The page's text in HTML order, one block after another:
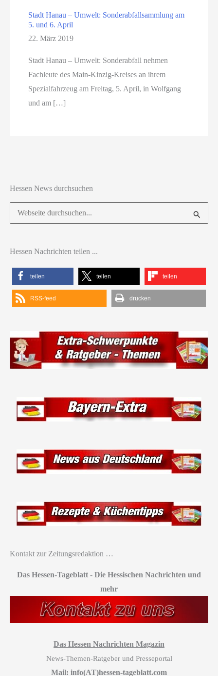
Stadt Hanau – Umwelt: Sonderabfallsammlung am
5. und 6. April
22. März 2019
Stadt Hanau – Umwelt: Sonderabfall nehmen
Fachleute des Main-Kinzig-Kreises an ihrem
Spezialfahrzeug am Freitag, 5. April, in Wolfgang
und am […]
Hessen News durchsuchen
Suchen
nach:
Hessen Nachrichten teilen ...
teilen teilen teilen
RSS-feed drucken
Kontakt zur Zeitungsredaktion …
Das Hessen-Tageblatt - Die Hessischen Nachrichten und
mehr
Das Hessen Nachrichten Magazin
News-Themen-Ratgeber und Presseportal
Mail: info(AT)hessen-tageblatt.com